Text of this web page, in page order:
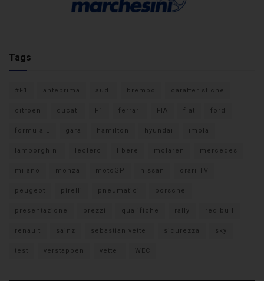
Tags
#F1 anteprima audi brembo caratteristiche
citroen ducati F1 ferrari FIA fiat ford
formula E gara hamilton hyundai imola
lamborghini leclerc libere mclaren mercedes
milano monza motoGP nissan orari TV
peugeot pirelli pneumatici porsche
presentazione prezzi qualifiche rally red bull
renault sainz sebastian vettel sicurezza sky
test verstappen vettel WEC